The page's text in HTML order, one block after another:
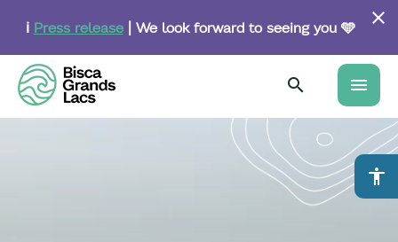
content
ℹ️ Press release| We look forward to seeing you 🩵
menu
accessibility